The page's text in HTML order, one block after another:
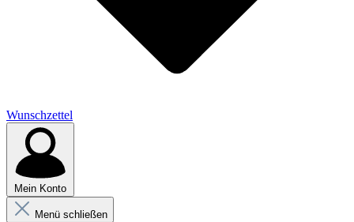
Wunschzettel
Mein Konto
Menü schließen